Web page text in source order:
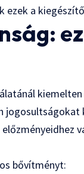
ezek a
jogosultságokat
bővítményt: